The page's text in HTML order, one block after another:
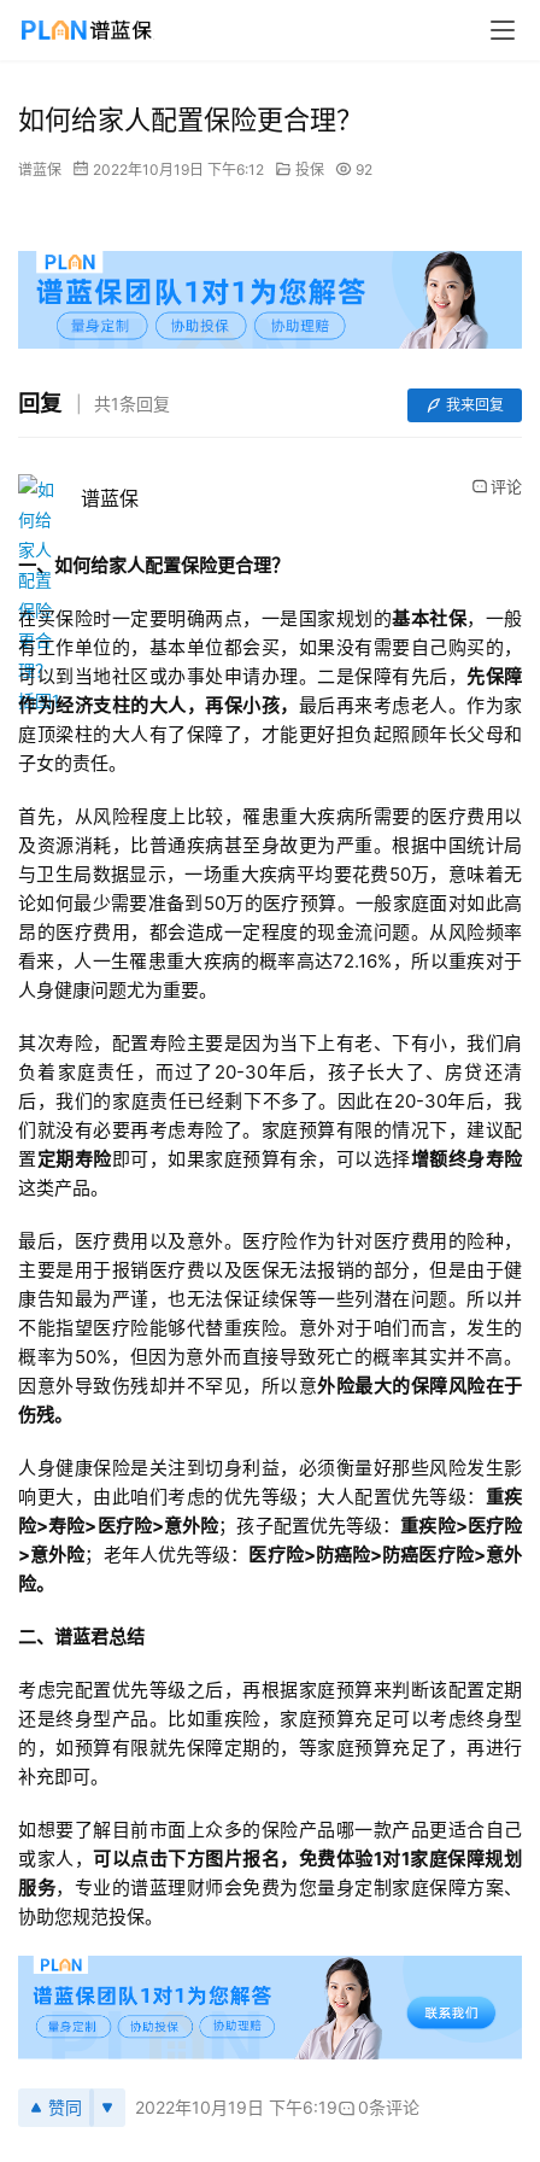
如何给家人配置保险更合理？
谱蓝保 2022年10月19日 下午6:12 投保 92
回复 共1条回复 我来回复
谱蓝保 评论
一、如何给家人配置保险更合理？
在买保险时一定要明确两点，一是国家规划的基本社保，一般
有工作单位的，基本单位都会买，如果没有需要自己购买的，
可以到当地社区或办事处申请办理。二是保障有先后， 先保障
作为经济⽀柱的⼤⼈，再保⼩孩， 最后再来考虑⽼⼈。作为家
庭顶梁柱的⼤⼈有了保障了，才能更好担负起照顾年⻓⽗⺟和
⼦⼥的责任。
⾸先，从⻛险程度上⽐较，罹患重⼤疾病所需要的医疗费⽤以
及资源消耗，⽐普通疾病甚⾄身故更为严重。根据中国统计局
与卫⽣局数据显示，⼀场重⼤疾病平均要花费50万，意味着⽆
论如何最少需要准备到50万的医疗预算。⼀般家庭⾯对如此⾼
昂的医疗费⽤，都会造成⼀定程度的现⾦流问题。从⻛险频率
看来，⼈⼀⽣罹患重⼤疾病的概率⾼达72.16%，所以重疾对于
⼈身健康问题尤为重要。
其次寿险，配置寿险主要是因为当下上有⽼、下有⼩，我们肩
负着家庭责任，⽽过了20-30年后，孩⼦⻓⼤了、房贷还清
后，我们的家庭责任已经剩下不多了。因此在20-30年后，我
们就没有必要再考虑寿险了。家庭预算有限的情况下，建议配
置定期寿险即可，如果家庭预算有余，可以选择增额终身寿险
这类产品。
最后，医疗费⽤以及意外。医疗险作为针对医疗费⽤的险种，
主要是⽤于报销医疗费以及医保⽆法报销的部分，但是由于健
康告知最为严谨，也⽆法保证续保等⼀些列潜在问题。所以并
不能指望医疗险能够代替重疾险。意外对于咱们⽽⾔，发⽣的
概率为50%，但因为意外⽽直接导致死亡的概率其实并不⾼。
因意外导致伤残却并不罕⻅，所以意外险最⼤的保障⻛险在于
伤残。
⼈身健康保险是关注到切身利益，必须衡量好那些⻛险发⽣影
响更⼤，由此咱们考虑的优先等级；大人配置优先等级： 重疾
险>寿险>医疗险>意外险；孩子配置优先等级：重疾险>医疗险
>意外险；老年人优先等级： 医疗险>防癌险>防癌医疗险>意外
险。
二、谱蓝君总结
考虑完配置优先等级之后，再根据家庭预算来判断该配置定期
还是终身型产品。比如重疾险，家庭预算充足可以考虑终身型
的，如预算有限就先保障定期的，等家庭预算充足了，再进行
补充即可。
如想要了解目前市面上众多的保险产品哪一款产品更适合自己
或家人，可以点击下方图片报名，免费体验1对1家庭保障规划
服务，专业的谱蓝理财师会免费为您量身定制家庭保障方案、
协助您规范投保。
赞同 2022年10月19日 下午6:19 0条评论